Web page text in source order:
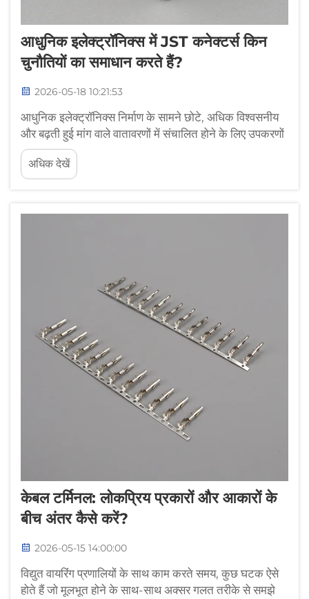
आधुनिक इलेक्ट्रॉनिक्स में JST कनेक्टर्स किन
चुनौतियों का समाधान करते हैं?
2026-05-18 10:21:53
आधुनिक इलेक्ट्रॉनिक्स निर्माण के सामने छोटे, अधिक विश्वसनीय
और बढ़ती हुई मांग वाले वातावरणों में संचालित होने के लिए उपकरणों
की आपूर्ति करने का बढ़ता दबाव है। इंजीनियरों के सामने डिज़ाइन
संबंधी बाधाओं की एक श्रृंखला आती है: स्थान की सीमाएँ जो...
अधिक देखें
केबल टर्मिनल: लोकप्रिय प्रकारों और आकारों के
बीच अंतर कैसे करें?
2026-05-15 14:00:00
विद्युत वायरिंग प्रणालियों के साथ काम करते समय, कुछ घटक ऐसे
होते हैं जो मूलभूत होने के साथ-साथ अक्सर गलत तरीके से समझे